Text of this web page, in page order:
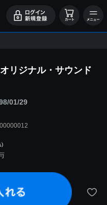
リジナル・サウンド
01/29
)